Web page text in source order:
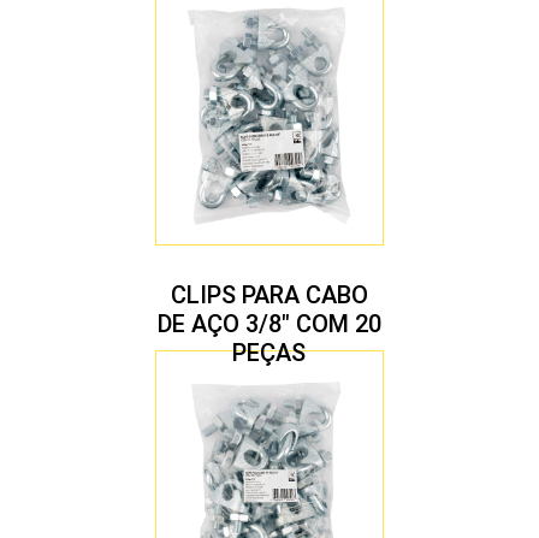
CLIPS PARA CABO
DE AÇO 3/8″ COM 20
PEÇAS